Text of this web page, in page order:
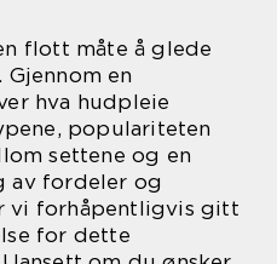
flott måte å glede
en
hva hudpleie
populariteten
settene og en
av fordeler og
vi forhåpentligvis gitt
for dette